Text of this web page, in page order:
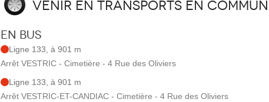
Venir en transports en commun
En bus
Ligne 133, à 901 m
Arrêt VESTRIC - Cimetière - 4 Rue des Oliviers
Ligne 133, à 901 m
Arrêt VESTRIC-ET-CANDIAC - Cimetière - 4 Rue des Oliviers